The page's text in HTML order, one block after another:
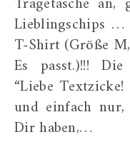
Lieblingschips
T-Shirt (Größe
Es passt.)!!!
“Liebe
und einfach
Dir haben,…